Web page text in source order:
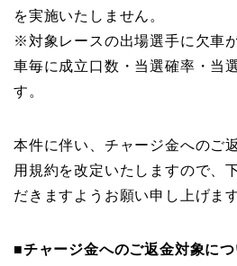
を実施いたしません。
※対象レースの出場選手に欠車
車毎に成立口数・当選確率・当
す。
本件に伴い、チャージ金へのご
用規約を改定いたしますので、
だきますようお願い申し上げます
■チャージ金へのご返金対象につ